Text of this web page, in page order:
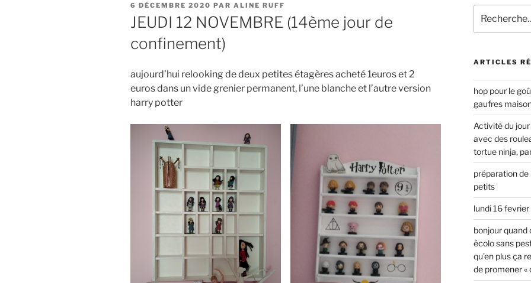
PUBLIÉ
LE
6 DÉCEMBRE 2020 PAR ALINE RUFF
JEUDI 12 NOVEMBRE (14ème jour de
confinement)
aujourd’hui relooking de deux petites étagères acheté 1euros et 2
euros dans un vide grenier permanent, l’une blanche et l’autre version
harry potter
pour
:
ARTICLES
hop pour le
gaufres
Activité du
avec des
tortue ninja,
préparation
petits
lundi 16
bonjour quand
écolo sans
qu’en plus ça
de promener «